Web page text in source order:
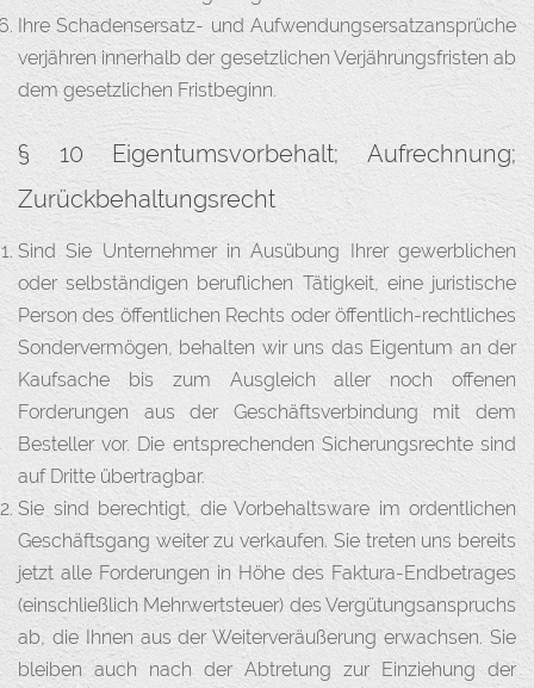
Ihre Schadensersatz- und Aufwendungsersatzansprüche
verjähren innerhalb der gesetzlichen Verjährungsfristen ab
dem gesetzlichen Fristbeginn.
§ 10 Eigentumsvorbehalt; Aufrechnung;
Zurückbehaltungsrecht
Sind Sie Unternehmer in Ausübung Ihrer gewerblichen
oder selbständigen beruflichen Tätigkeit, eine juristische
Person des öffentlichen Rechts oder öffentlich-rechtliches
Sondervermögen, behalten wir uns das Eigentum an der
Kaufsache bis zum Ausgleich aller noch offenen
Forderungen aus der Geschäftsverbindung mit dem
Besteller vor. Die entsprechenden Sicherungsrechte sind
auf Dritte übertragbar.
Sie sind berechtigt, die Vorbehaltsware im ordentlichen
Geschäftsgang weiter zu verkaufen. Sie treten uns bereits
jetzt alle Forderungen in Höhe des Faktura-Endbetrages
(einschließlich Mehrwertsteuer) des Vergütungsanspruchs
ab, die Ihnen aus der Weiterveräußerung erwachsen. Sie
bleiben auch nach der Abtretung zur Einziehung der